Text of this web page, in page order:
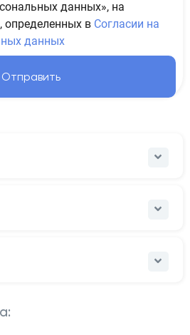
данных», на
определенных в Согласии на
данных
Отправить